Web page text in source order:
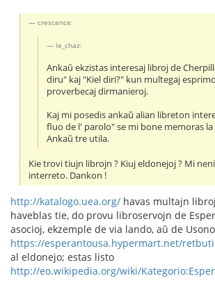
crescence:
le_chaz:
Ankaŭ ekzistas interesaj libroj de
diru" kaj "Kiel diri?" kun multegaj
proverbecaj dirmanieroj.
Kaj mi posedis ankaŭ alian libreton
fluo de l' parolo" se mi bone memoras
Ankaŭ tre utila.
Kie trovi tiujn librojn ? Kiuj eldonejoj ? Mi
interreto. Dankon !
http://katalogo.uea.org/ havas multajn
haveblas tie, do provu libroservojn de
asocioj, ekzemple de via lando, aŭ de
https://esperantousa.hypermart.net/
al eldonejo; estas listo
http://eo.wikipedia.org/wiki/